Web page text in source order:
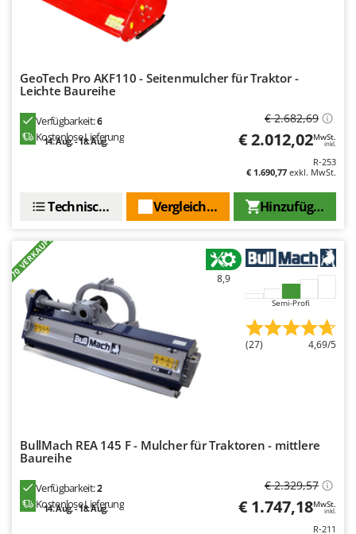
Spiralmac
Spring Protezione
Stanley
Stocker
Sunseeker
Tecla
Tellarini Pompe
Tenco
Tineco
Titania
Tornado
Trotec
Troy-Bilt
U
Udor
GeoTech Pro AKF110 - Seitenmulcher für Traktor -
Leichte Baureihe
Verfügbarkeit:6
Kostenlose Lieferung
14. Aug. - 18. Aug.
€ 2.682,69
€ 2.012,02MwSt.
inkl.
R-253
€ 1.690,77 exkl. MwSt.
Hinzufügen
Vergleichen Sie
Technische Daten
+70 VERKAUFT 8,9
Semi-Profi
(27) 4,69/5
BullMach REA 145 F - Mulcher für Traktoren - mittlere
Baureihe
Verfügbarkeit:2
Kostenlose Lieferung
14. Aug. - 18. Aug.
€ 2.329,57
€ 1.747,18MwSt.
inkl.
R-211